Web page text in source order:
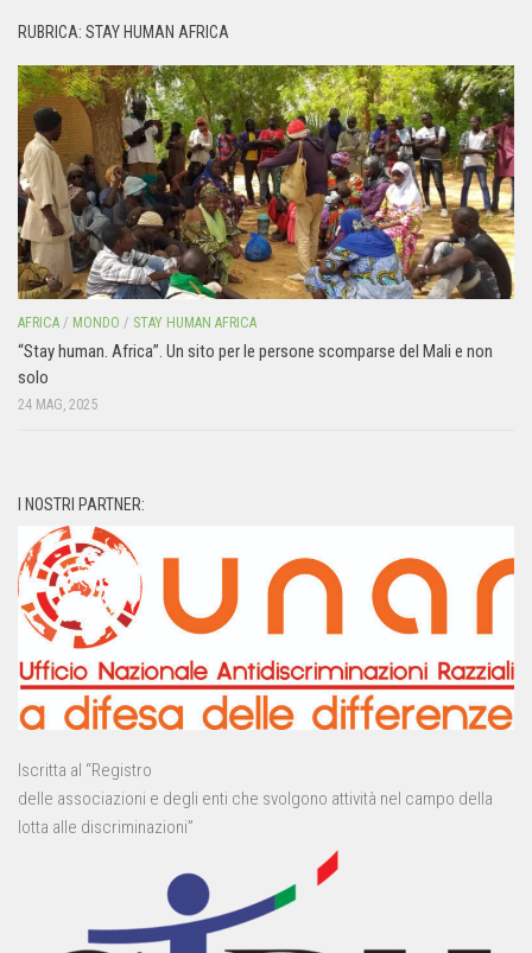
RUBRICA: STAY HUMAN AFRICA
AFRICA / MONDO / STAY HUMAN AFRICA
“Stay human. Africa”. Un sito per le persone scomparse del Mali e non
solo
24 MAG, 2025
I NOSTRI PARTNER:
Iscritta al “Registro
delle associazioni e degli enti che svolgono attività nel campo della
lotta alle discriminazioni”